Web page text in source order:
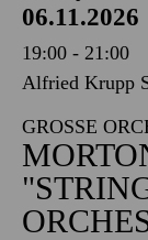
06.11.2026
19:00 - 21:00
Alfried Krupp
GROSSE